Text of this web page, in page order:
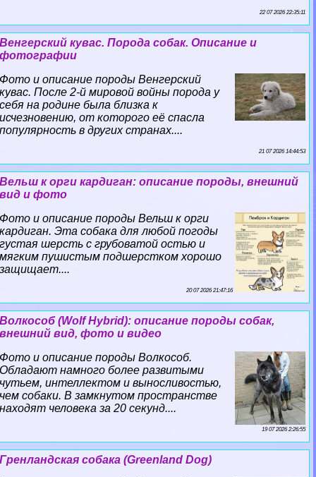
22 07 2026 22:35:11
Венгерский кувас. Порода собак. Описание и
фотографии
Фото и описание породы Венгерский
кувас. После 2-й мировой войны порода у
себя на родине была близка к
исчезновению, от которого её спасла
популярность в других странах....
21 07 2026 14:44:53
Вельш к opги кардиган: описание породы, внешний
вид и фото
Фото и описание породы Вельш к opги
кардиган. Эта собака для любой погоды
густая шерсть с грубоватой остью и
мягким пушистым подшерстком хорошо
защищает....
20 07 2026 21:47:16
Волкособ (Wolf Hybrid): описание породы собак,
внешний вид, фото и видео
Фото и описание породы Волкособ.
Обладают намного более развитыми
чутьем, интеллектом и выносливостью,
чем собаки. В замкнутом прострaнcтве
находят человека за 20 секунд....
19 07 2026 2:26:55
Гренландская собака (Greenland Dog)